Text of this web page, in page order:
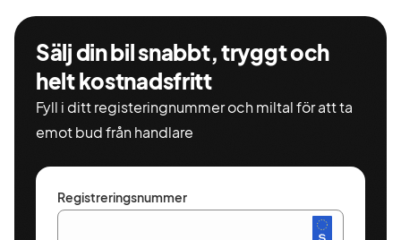
Sälj din bil snabbt, tryggt och
helt kostnadsfritt
Fyll i ditt registeringnummer och miltal för att ta
emot bud från handlare
Registreringsnummer